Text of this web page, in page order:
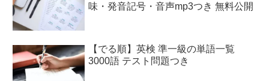
味・発音記号・音声mp3つき 無料公開
【でる順】英検 準一級の単語一覧
3000語 テスト問題つき